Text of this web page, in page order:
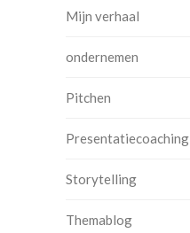
Mijn verhaal
ondernemen
Pitchen
Presentatiecoaching
Storytelling
Themablog